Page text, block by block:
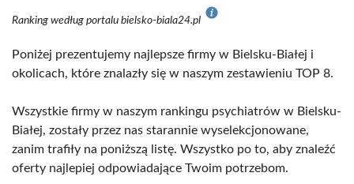
Ranking według portalu bielsko-biala24.pl
Poniżej prezentujemy najlepsze firmy w Bielsku-Białej i
okolicach, które znalazły się w naszym zestawieniu TOP 8.
Wszystkie firmy w naszym rankingu psychiatrów w Bielsku-
Białej, zostały przez nas starannie wyselekcjonowane,
zanim trafiły na poniższą listę. Wszystko po to, aby znaleźć
oferty najlepiej odpowiadające Twoim potrzebom.